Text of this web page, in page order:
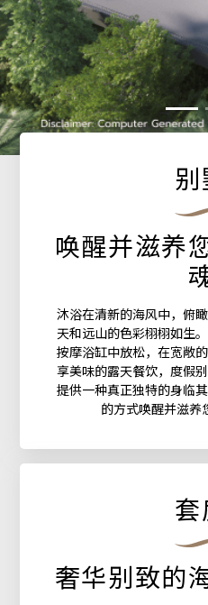
唤醒并滋养
沐浴在清新的海风中，俯
天和远山的色彩栩栩如生
按摩浴缸中放松，在宽敞
享美味的露天餐饮，度假
提供一种真正独特的身临
的方式唤醒并滋养
套
奢华别致的